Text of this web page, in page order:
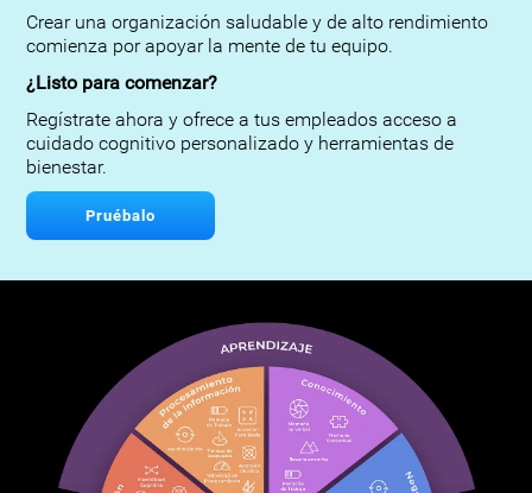
Crear una organización saludable y de alto rendimiento
comienza por apoyar la mente de tu equipo.
¿Listo para comenzar?
Regístrate ahora y ofrece a tus empleados acceso a
cuidado cognitivo personalizado y herramientas de
bienestar.
Pruébalo